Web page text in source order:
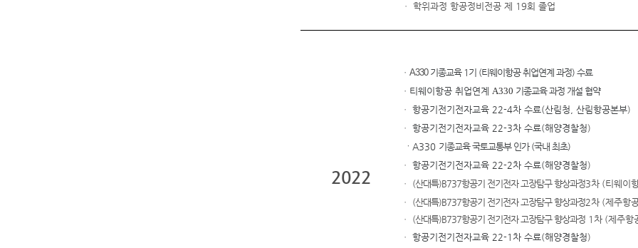
ㆍ 학위과정 항공정비전공 제 19회 졸업
2022
ㆍ A330 기종교육 1기 (티웨이항공 취업연계 과정) 수료
ㆍ티웨이항공 취업연계 A330 기종교육 과정 개설 협약
ㆍ 항공기전기전자교육 22-4차 수료(산림청, 산림항공본부)
ㆍ 항공기전기전자교육 22-3차 수료(해양경찰청)
ㆍ A330 기종교육 국토교통부 인가 (국내 최초)
ㆍ 항공기전기전자교육 22-2차 수료(해양경찰청)
ㆍ (산대특)B737항공기 전기전자 고장탐구 향상과정3차(티웨이
ㆍ (산대특)B737항공기 전기전자 고장탐구 향상과정2차(제주항
ㆍ (산대특)B737항공기 전기전자 고장탐구 향상과정 1 차(제주항
ㆍ 항공기전기전자교육 22-1 차 수료(해양경찰청)